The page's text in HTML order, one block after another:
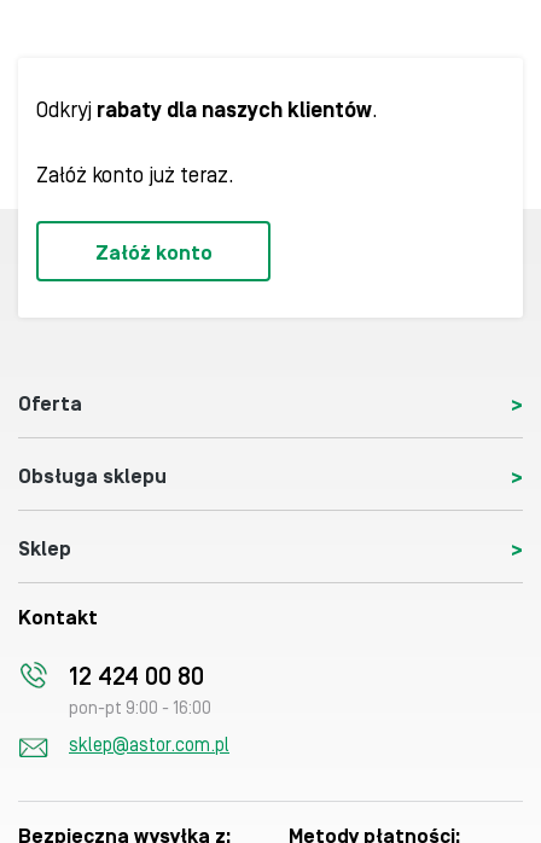
Odkryj rabaty dla naszych klientów.
Załóż konto już teraz.
Załóż konto
Oferta
Obsługa sklepu
Sklep
Kontakt
12 424 00 80
pon-pt 9:00 - 16:00
sklep@astor.com.pl
Bezpieczna wysyłka z: Metody płatności: